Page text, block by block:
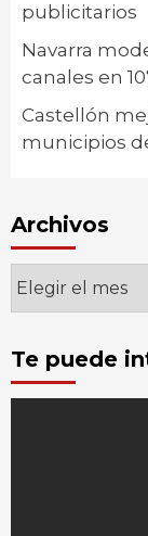
publicitarios
Navarra
canales en
Castellón
municipios
Archivos
Archivos
Te puede